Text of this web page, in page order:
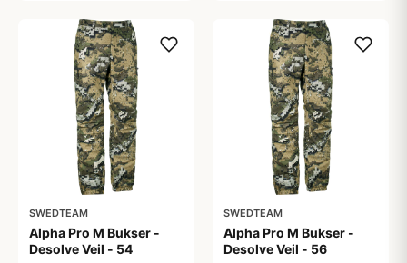
SWEDTEAM
Alpha Pro M Bukser -
Desolve Veil - 54
SWEDTEAM
Alpha Pro M Bukser -
Desolve Veil - 56